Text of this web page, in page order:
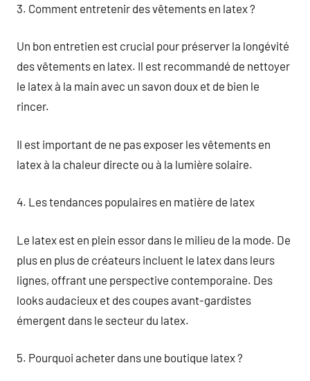
3. Comment entretenir des vêtements en latex ?
Un bon entretien est crucial pour préserver la longévité
des vêtements en latex. Il est recommandé de nettoyer
le latex à la main avec un savon doux et de bien le
rincer.
Il est important de ne pas exposer les vêtements en
latex à la chaleur directe ou à la lumière solaire.
4. Les tendances populaires en matière de latex
Le latex est en plein essor dans le milieu de la mode. De
plus en plus de créateurs incluent le latex dans leurs
lignes, offrant une perspective contemporaine. Des
looks audacieux et des coupes avant-gardistes
émergent dans le secteur du latex.
5. Pourquoi acheter dans une boutique latex ?